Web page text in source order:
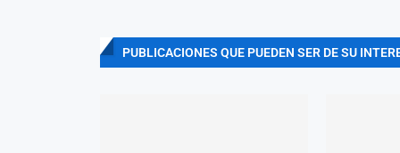
PUBLICACIONES QUE PUEDEN SER DE SU